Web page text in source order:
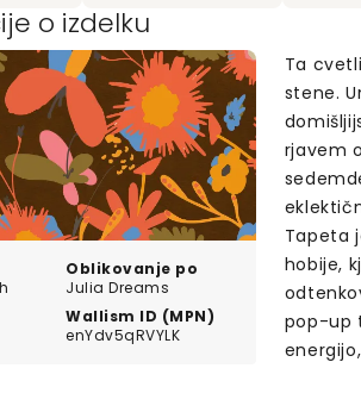
o izdelku
Oblikovanje po
Julia Dreams
Wallism ID (MPN)
enYdv5qRVYLK
Ta
stene.
rjavem
Tapeta
hobije,
pop-up